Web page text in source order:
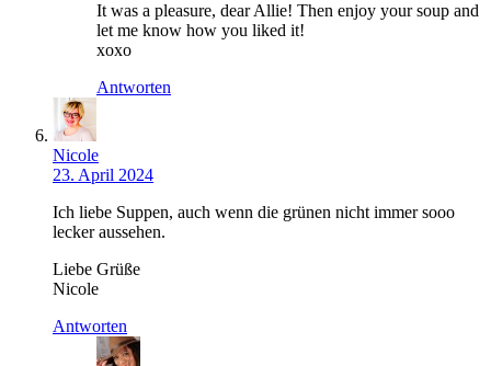
It was a pleasure, dear Allie! Then enjoy your soup and
let me know how you liked it!
xoxo
Antworten
Nicole
23. April 2024
Ich liebe Suppen, auch wenn die grünen nicht immer sooo
lecker aussehen.
Liebe Grüße
Nicole
Antworten